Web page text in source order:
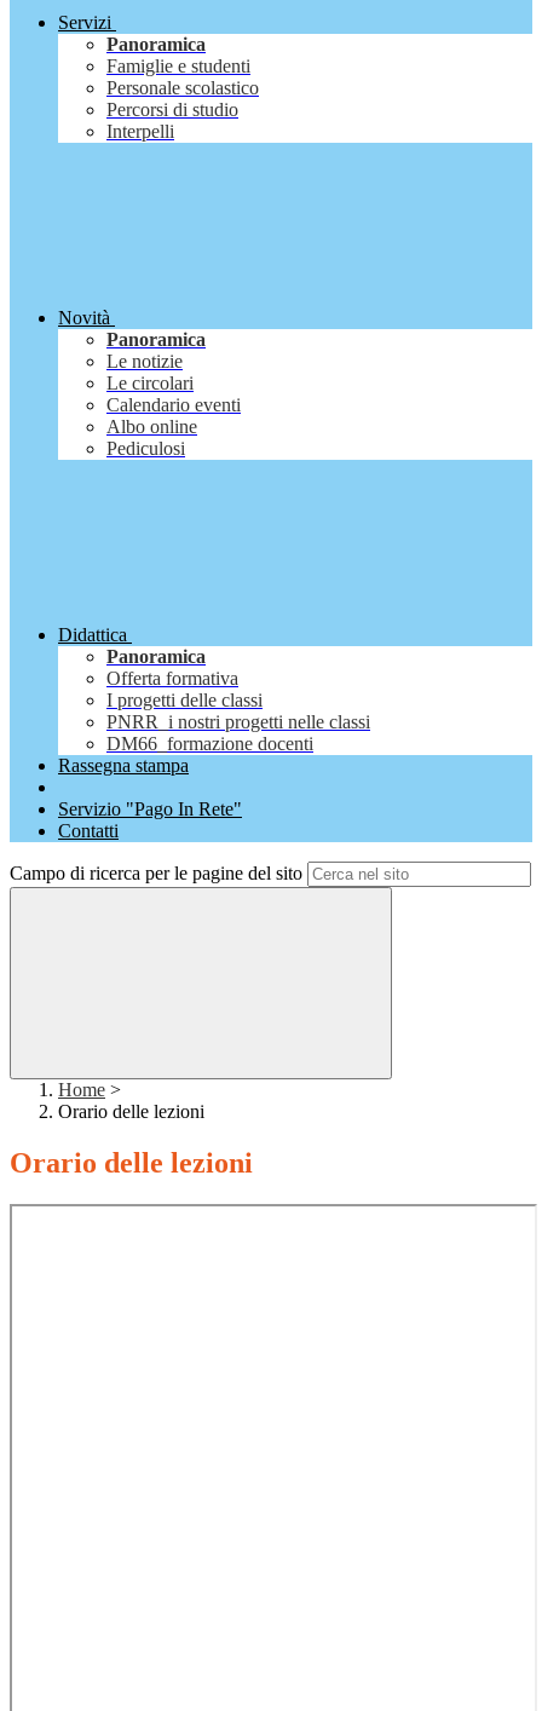
Servizi
Panoramica
Famiglie e studenti
Personale scolastico
Percorsi di studio
Interpelli
Novità
Panoramica
Le notizie
Le circolari
Calendario eventi
Albo online
Pediculosi
Didattica
Panoramica
Offerta formativa
I progetti delle classi
PNRR_i nostri progetti nelle classi
DM66_formazione docenti
Rassegna stampa
Servizio "Pago In Rete"
Contatti
Campo di ricerca per le pagine del sito
Home >
Orario delle lezioni
Orario delle lezioni